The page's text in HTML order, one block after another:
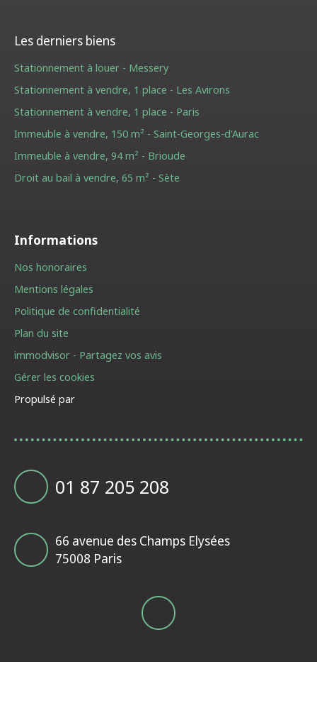
Les derniers biens
Stationnement à louer - Messery
Stationnement à vendre, 1 place - Les Avirons
Stationnement à vendre, 1 place - Paris
Immeuble à vendre, 150 m² - Saint-Georges-d'Aurac
Immeuble à vendre, 94 m² - Brioude
Droit au bail à vendre, 65 m² - Sète
Informations
Nos honoraires
Mentions légales
Politique de confidentialité
Plan du site
immodvisor - Partagez vos avis
Gérer les cookies
Propulsé par
01 87 205 208
66 avenue des Champs Elysées
75008 Paris